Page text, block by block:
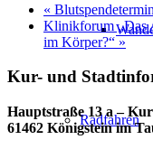
Radfahren
«
Klinikforum „Das
im Körper?“ »
Kur- und
Hauptstraße 13 a –
61462 Königstein im